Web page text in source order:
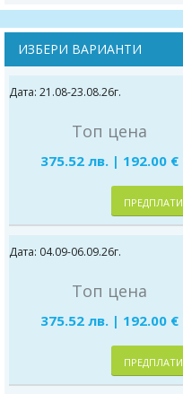
ИЗБЕРИ ВАРИАНТИ
Дата: 21.08-23.08.26г.
Топ цена
375.52 лв. | 192.00 €
ПРЕДПЛАТИ
Дата: 04.09-06.09.26г.
Топ цена
375.52 лв. | 192.00 €
ПРЕДПЛАТИ